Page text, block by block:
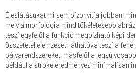
Éleslátásukat mi sem bizonyítja jobban,
mely a morfológia mind tökéletesebb
teszi egyfelől a funkció megbízható képi
összetétel elemzését, láthatóvá teszi a
pályarendszereket, másfelől a
például a stroke eredményes minimálisan